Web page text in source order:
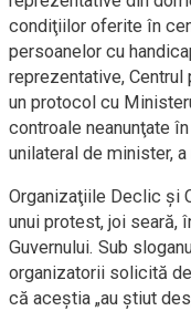
condiţiilor oferite în
persoanelor cu
reprezentative, Centrul
un protocol cu
controale neanunţate
unilateral de minister,
Organizaţiile Declic şi
unui protest, joi seară,
Guvernului. Sub
organizatorii solicită
că aceştia „au ştiut